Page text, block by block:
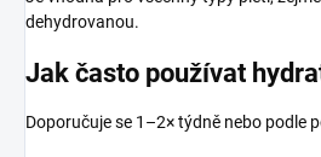
dehydrovanou.
Jak často používat
Doporučuje se 1–2× týdně nebo podle